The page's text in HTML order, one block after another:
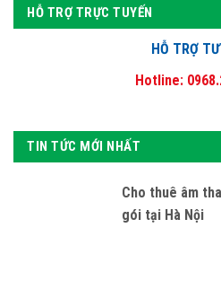
HỖ TRỢ TRỰC TUYẾN
HỖ TRỢ
Hotline:
TIN TỨC MỚI NHẤT
Cho thuê âm
gói tại Hà Nội